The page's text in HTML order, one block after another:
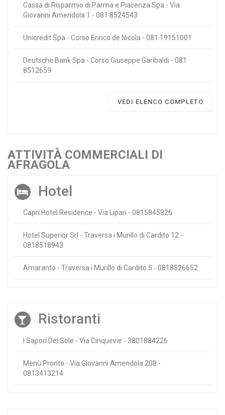
Cassa di Risparmio di Parma e Piacenza Spa - Via
Giovanni Amendola 1 - 081 8524543
Unicredit Spa - Corso Enrico de Nicola - 081 19151001
Deutsche Bank Spa - Corso Giuseppe Garibaldi - 081
8512659
VEDI ELENCO COMPLETO
ATTIVITÀ COMMERCIALI DI
AFRAGOLA
Hotel
Capri Hotel Residence - Via Lipari - 0815845826
Hotel Superior Srl - Traversa i Murillo di Cardito 12 -
0818518943
Amaranto - Traversa i Murillo di Cardito 5 - 0818526652
Ristoranti
I Sapori Del Sole - Via Cinquevie - 3801884226
Menù Pronto - Via Giovanni Amendola 208 -
0813413214